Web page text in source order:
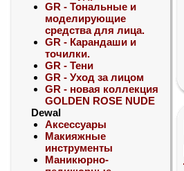
GR - Тональные и
моделирующие
средства для лица.
GR - Карандаши и
точилки.
GR - Тени
GR - Уход за лицом
GR - новая коллекция
GOLDEN ROSE NUDE
Dewal
Аксессуары
Макияжные
инструменты
Маникюрно-